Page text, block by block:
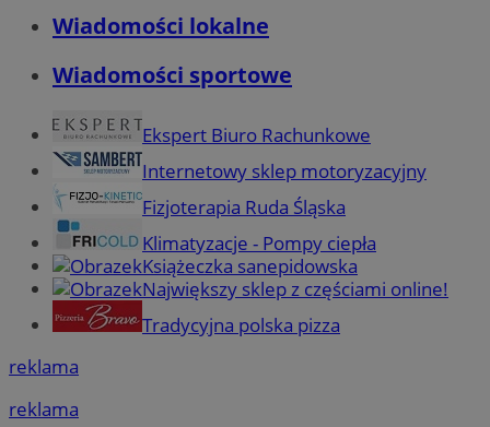
Wiadomości lokalne
Wiadomości sportowe
Ekspert Biuro Rachunkowe
Internetowy sklep motoryzacyjny
Fizjoterapia Ruda Śląska
Klimatyzacje - Pompy ciepła
Książeczka sanepidowska
Największy sklep z częściami online!
Tradycyjna polska pizza
reklama
reklama